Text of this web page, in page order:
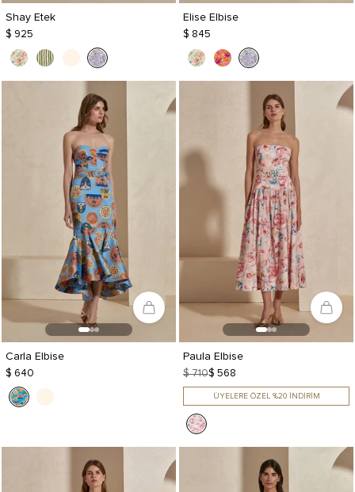
Shay Etek
$ 925
Elise Elbise
$ 845
Carla Elbise
$ 640
Paula Elbise
$ 710$ 568
ÜYELERE ÖZEL %20 İNDİRİM